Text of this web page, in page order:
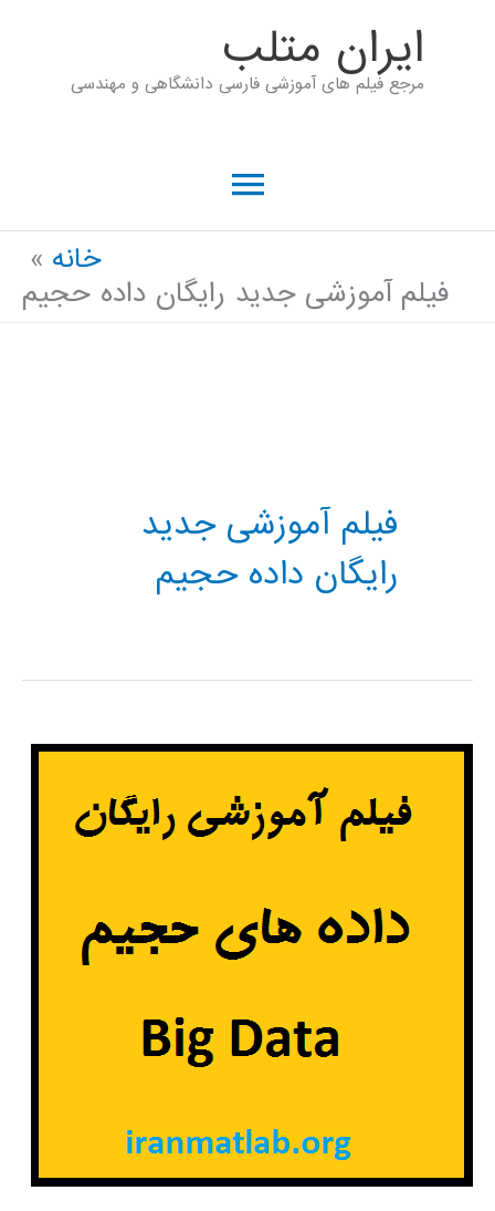
ايران متلب
مرجع فیلم های آموزشی فارسی دانشگاهی و مهندسی
فهرست
خانه
فیلم آموزشی جدید رایگان داده حجيم
فیلم آموزشی جدید
رایگان داده حجيم